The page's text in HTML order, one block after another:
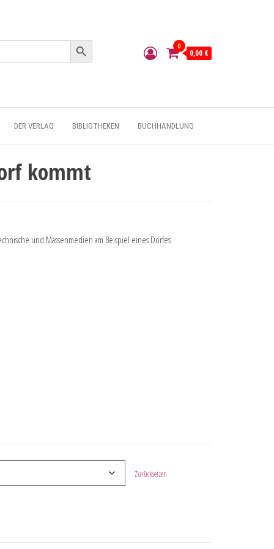
Search Button
0
0,00 €
DER VERLAG BIBLIOTHEKEN BUCHHANDLUNG
kommt
und Massenmedien am Beispiel eines Dorfes
Zurücksetzen